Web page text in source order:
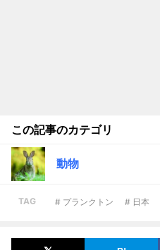
この記事のカテゴリ
動物
TAG # プランクトン # 日本